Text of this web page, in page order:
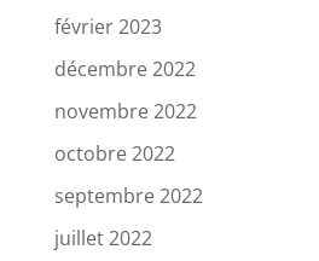
février 2023
décembre 2022
novembre 2022
octobre 2022
septembre 2022
juillet 2022